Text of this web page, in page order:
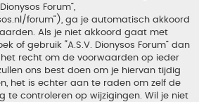
Dionysos Forum”,
forum”), ga je automatisch akkoord
Als je niet akkoord gaat met
of gebruik “A.S.V. Dionysos Forum” dan
recht om de voorwaarden op ieder
ons best doen om je hiervan tijdig
het is echter aan te raden om zelf de
te controleren op wijzigingen. Wil je niet